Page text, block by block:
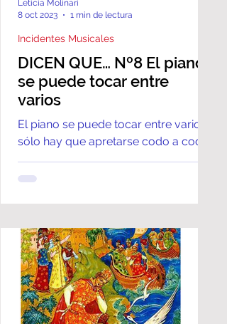
DICEN QUE… Nº8 El piano
se puede tocar entre
varios
El piano se puede tocar entre varios,
sólo hay que apretarse codo a codo.
Incidentes Musicales
Leticia Molinari
8 oct 2023
1 min de lectura